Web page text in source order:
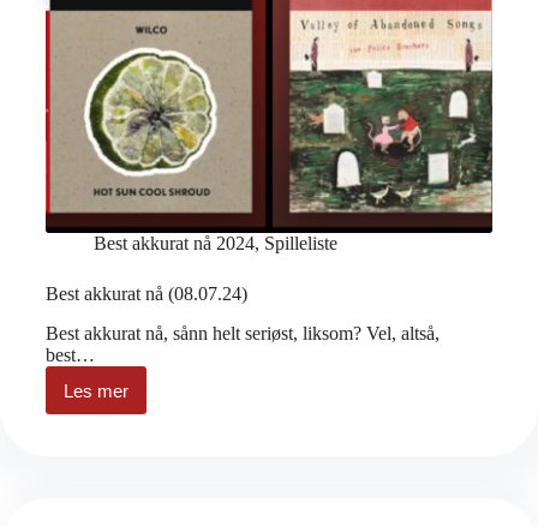
Best akkurat nå 2024, Spilleliste
Best akkurat nå (08.07.24)
Best akkurat nå, sånn helt seriøst, liksom? Vel, altså,
best…
Les mer
Best
akkurat